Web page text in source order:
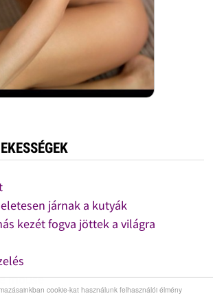
cookie-kat használunk felhasználói élmény
járnak a kutyák
kezét fogva jöttek a világra
mouse